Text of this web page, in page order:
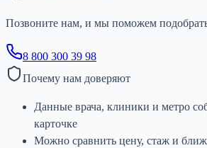
Позвоните нам, и мы поможем
8 800 300 39 98
Почему нам доверяют
Данные врача, клиники и метро
карточке
Можно сравнить цену, стаж и